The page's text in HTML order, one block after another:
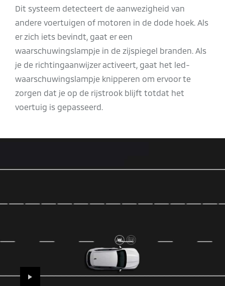
Dit systeem detecteert de aanwezigheid van
andere voertuigen of motoren in de dode hoek. Als
er zich iets bevindt, gaat er een
waarschuwingslampje in de zijspiegel branden. Als
je de richtingaanwijzer activeert, gaat het led-
waarschuwingslampje knipperen om ervoor te
zorgen dat je op de rijstrook blijft totdat het
voertuig is gepasseerd.